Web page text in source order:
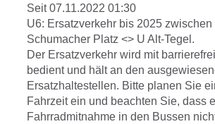
Seit 07.11.2022 01:30
U6: Ersatzverkehr bis 2025 zwischen
Schumacher Platz <> U Alt-Tegel.
Der Ersatzverkehr wird mit
bedient und hält an den
Ersatzhaltestellen. Bitte planen Sie
Fahrzeit ein und beachten Sie, dass
Fahrradmitnahme in den Bussen